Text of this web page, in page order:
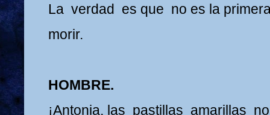
La verdad es que no es la
morir.
HOMBRE.
¡Antonia, las pastillas amarillas